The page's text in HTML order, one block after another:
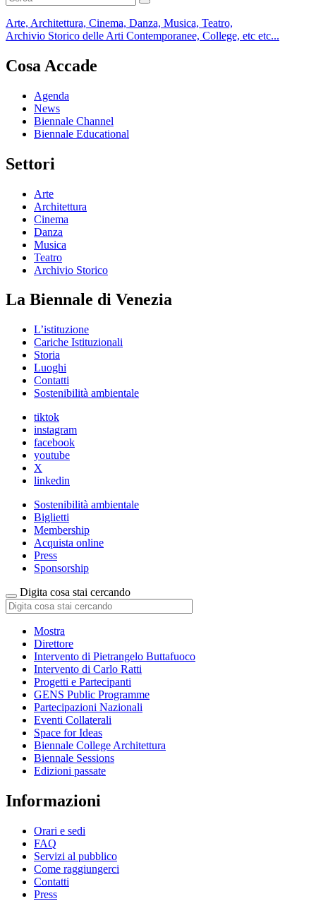
Arte, Architettura, Cinema, Danza, Musica, Teatro,
Archivio Storico delle Arti Contemporanee, College, etc etc...
Cosa Accade
Agenda
News
Biennale Channel
Biennale Educational
Settori
Arte
Architettura
Cinema
Danza
Musica
Teatro
Archivio Storico
La Biennale di Venezia
L’istituzione
Cariche Istituzionali
Storia
Luoghi
Contatti
Sostenibilità ambientale
tiktok
instagram
facebook
youtube
X
linkedin
Sostenibilità ambientale
Biglietti
Membership
Acquista online
Press
Sponsorship
Digita cosa stai cercando
Mostra
Direttore
Intervento di Pietrangelo Buttafuoco
Intervento di Carlo Ratti
Progetti e Partecipanti
GENS Public Programme
Partecipazioni Nazionali
Eventi Collaterali
Space for Ideas
Biennale College Architettura
Biennale Sessions
Edizioni passate
Informazioni
Orari e sedi
FAQ
Servizi al pubblico
Come raggiungerci
Contatti
Press